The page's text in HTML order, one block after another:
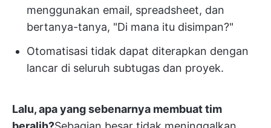
menggunakan email, spreadsheet, dan
bertanya-tanya, "Di mana itu disimpan?"
Otomatisasi tidak dapat diterapkan dengan
lancar di seluruh subtugas dan proyek.
Lalu, apa yang sebenarnya membuat tim